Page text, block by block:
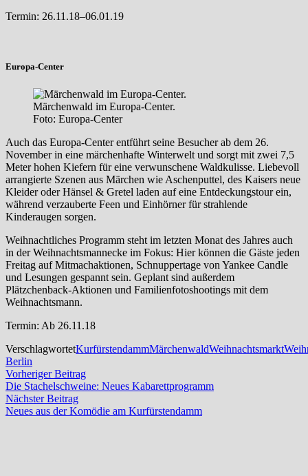
Termin: 26.11.18–06.01.19
Europa-Center
Märchenwald im Europa-Center.
Foto: Europa-Center
Auch das Europa-Center entführt seine Besucher ab dem 26.
November in eine märchenhafte Winterwelt und sorgt mit zwei 7,5
Meter hohen Kiefern für eine verwunschene Waldkulisse. Liebevoll
arrangierte Szenen aus Märchen wie Aschenputtel, des Kaisers neue
Kleider oder Hänsel & Gretel laden auf eine Entdeckungstour ein,
während verzauberte Feen und Einhörner für strahlende
Kinderaugen sorgen.
Weihnachtliches Programm steht im letzten Monat des Jahres auch
in der Weihnachtsmannecke im Fokus: Hier können die Gäste jeden
Freitag auf Mitmachaktionen, Schnuppertage von Yankee Candle
und Lesungen gespannt sein. Geplant sind außerdem
Plätzchenback-Aktionen und Familienfotoshootings mit dem
Weihnachtsmann.
Termin: Ab 26.11.18
VerschlagwortetKurfürstendammMärchenwaldWeihnachtsmarkt
Berlin
Beitragsnavigation
Vorheriger BeitragVorheriger
Beitrag:
Die Stachelschweine: Neues Kabarettprogramm
Nächster BeitragNächster
Beitrag:
Neues aus der Komödie am Kurfürstendamm